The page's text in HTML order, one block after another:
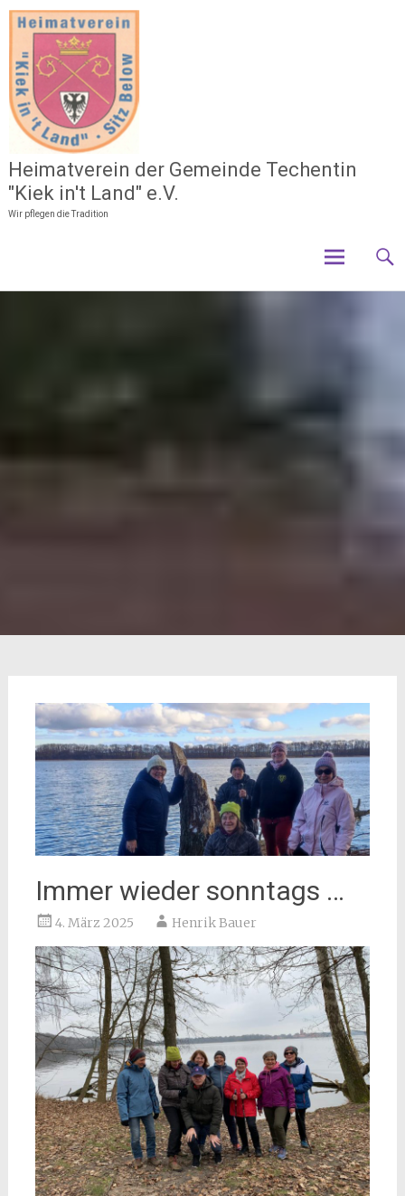
Zum
Inhalt
springen
Heimatverein der Gemeinde Techentin
"Kiek in't Land" e.V.
Wir pflegen die Tradition
Immer wieder sonntags …
4. März 2025 Henrik Bauer